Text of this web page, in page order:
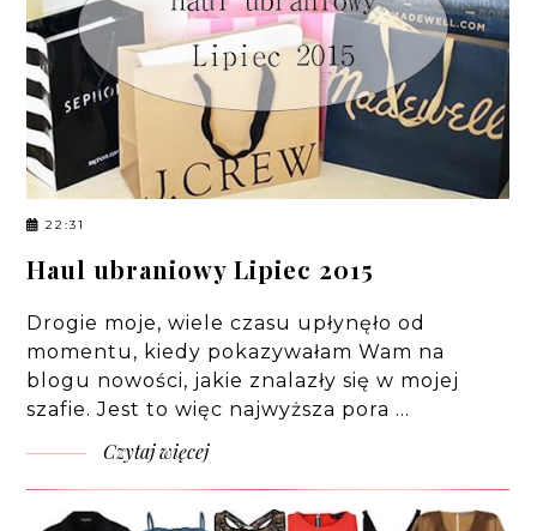
22:31
Haul ubraniowy Lipiec 2015
Drogie moje, wiele czasu upłynęło od
momentu, kiedy pokazywałam Wam na
blogu nowości, jakie znalazły się w mojej
szafie. Jest to więc najwyższa pora …
Czytaj więcej